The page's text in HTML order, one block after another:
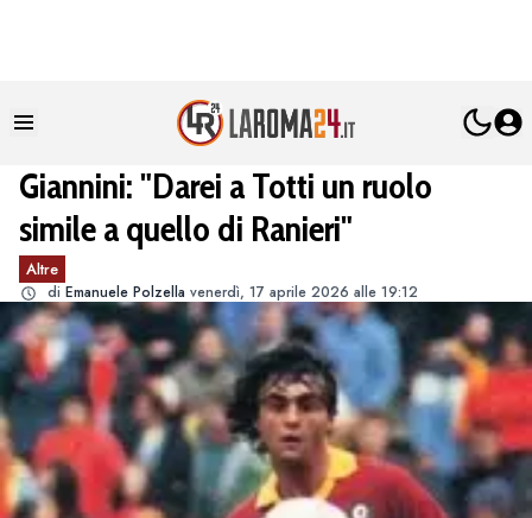
Giannini: "Darei a Totti un ruolo
simile a quello di Ranieri"
Altre
di Emanuele Polzella venerdì, 17 aprile 2026 alle 19:12